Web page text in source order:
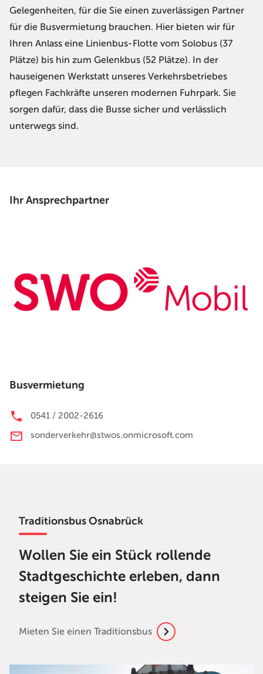
Gelegenheiten, für die Sie einen zuverlässigen Partner
für die Busvermietung brauchen. Hier bieten wir für
Ihren Anlass eine Linienbus-Flotte vom Solobus (37
Plätze) bis hin zum Gelenkbus (52 Plätze). In der
hauseigenen Werkstatt unseres Verkehrsbetriebes
pflegen Fachkräfte unseren modernen Fuhrpark. Sie
sorgen dafür, dass die Busse sicher und verlässlich
unterwegs sind.
Ihr Ansprechpartner
Busvermietung
0541 / 2002-2616
sonderverkehr@stwos.onmicrosoft.com
Traditionsbus Osnabrück
Wollen Sie ein Stück rollende
Stadtgeschichte erleben, dann
steigen Sie ein!
Mieten Sie einen Traditionsbus